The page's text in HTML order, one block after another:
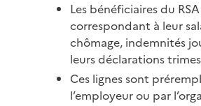
Les bénéficiaires du
correspondant à leur
chômage, indemnités
leurs déclarations
Ces lignes sont
l’employeur ou par